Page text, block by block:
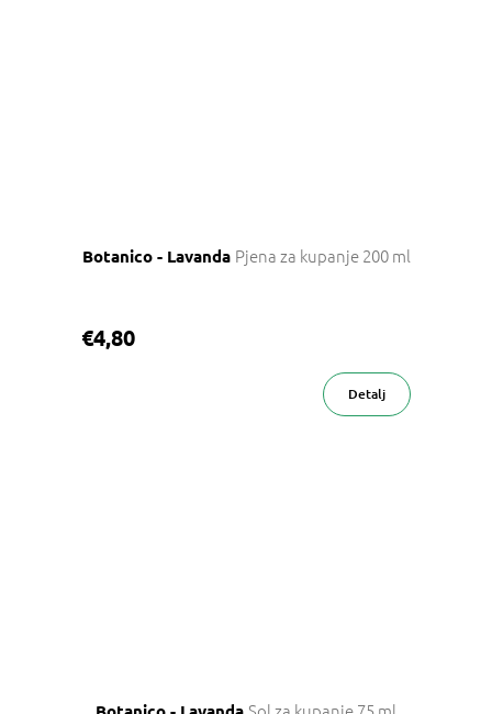
Botanico - Lavanda Pjena za kupanje 200 ml
€4,80
Detalj